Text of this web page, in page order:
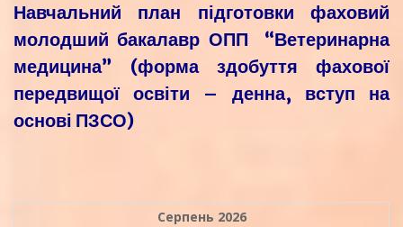
Навчальний план підготовки фаховий
молодший бакалавр ОПП “Ветеринарна
медицина” (форма здобуття фахової
передвищої освіти – денна, вступ на
основі ПЗСО)
Серпень 2026